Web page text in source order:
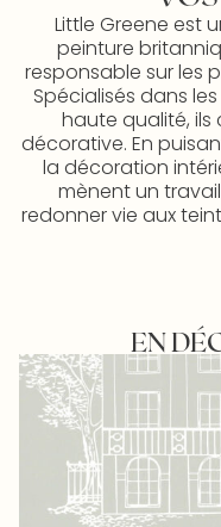
Little Greene est
peinture
responsable sur les
Spécialisés dans
haute qualité, ils
décorative. En
la décoration
mènent un
redonner vie aux
EN